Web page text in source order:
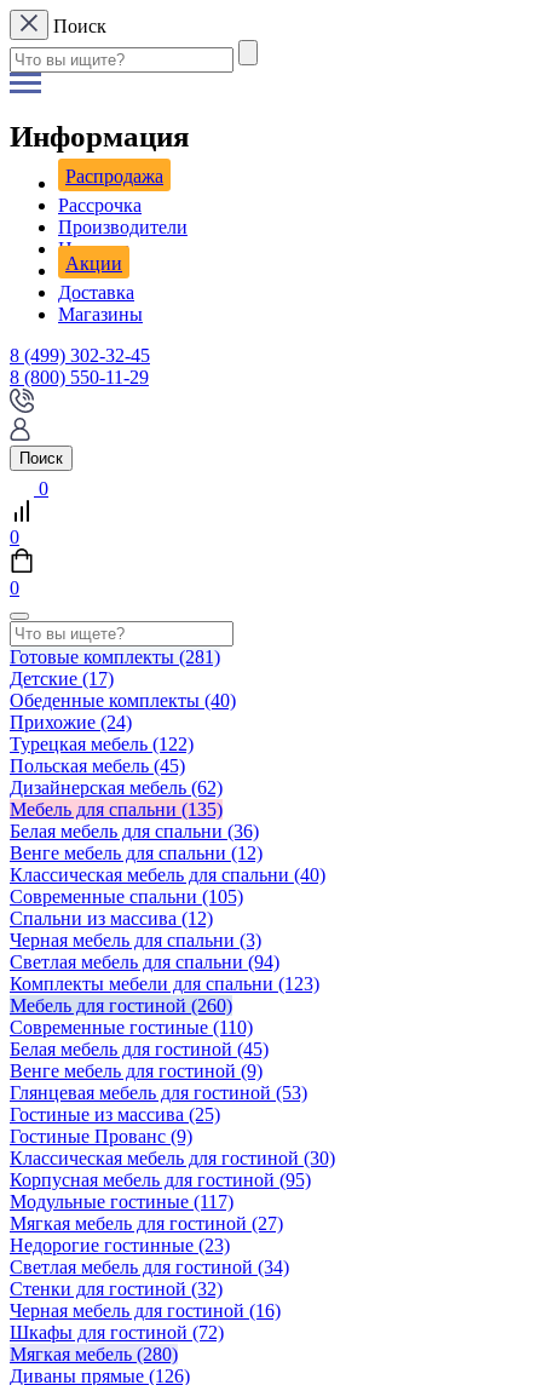
Поиск
Информация
Распродажа
Рассрочка
Производители
Новости
Акции
Доставка
Магазины
8 (499) 302-32-45
8 (800) 550-11-29
Поиск
0
0
0
Готовые комплекты (281)
Детские (17)
Обеденные комплекты (40)
Прихожие (24)
Турецкая мебель (122)
Польская мебель (45)
Дизайнерская мебель (62)
Мебель для спальни (135)
Белая мебель для спальни (36)
Венге мебель для спальни (12)
Классическая мебель для спальни (40)
Современные спальни (105)
Спальни из массива (12)
Черная мебель для спальни (3)
Светлая мебель для спальни (94)
Комплекты мебели для спальни (123)
Мебель для гостиной (260)
Современные гостиные (110)
Белая мебель для гостиной (45)
Венге мебель для гостиной (9)
Глянцевая мебель для гостиной (53)
Гостиные из массива (25)
Гостиные Прованс (9)
Классическая мебель для гостиной (30)
Корпусная мебель для гостиной (95)
Модульные гостиные (117)
Мягкая мебель для гостиной (27)
Недорогие гостинные (23)
Светлая мебель для гостиной (34)
Стенки для гостиной (32)
Черная мебель для гостиной (16)
Шкафы для гостиной (72)
Мягкая мебель (280)
Диваны прямые (126)